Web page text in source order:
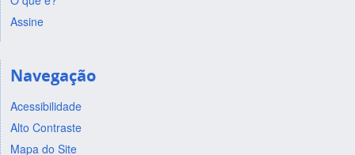
Assine
Navegação
Acessibilidade
Alto Contraste
Mapa do Site